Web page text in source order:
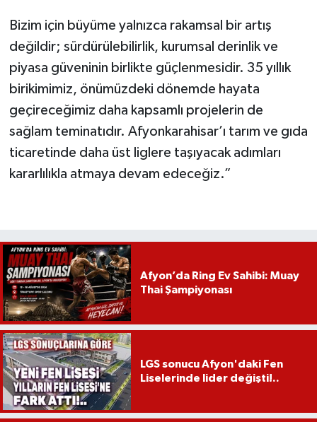
Bizim için büyüme yalnızca rakamsal bir artış
değildir; sürdürülebilirlik, kurumsal derinlik ve
piyasa güveninin birlikte güçlenmesidir. 35 yıllık
birikimimiz, önümüzdeki dönemde hayata
geçireceğimiz daha kapsamlı projelerin de
sağlam teminatıdır. Afyonkarahisar’ı tarım ve gıda
ticaretinde daha üst liglere taşıyacak adımları
kararlılıkla atmaya devam edeceğiz.”
Afyon’da Ring Ev Sahibi: Muay
Thai Şampiyonası
LGS sonucu Afyon'daki Fen
Liselerinde lider değişti!..